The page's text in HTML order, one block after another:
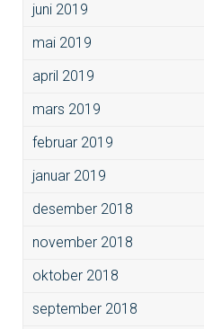
juni 2019
mai 2019
april 2019
mars 2019
februar 2019
januar 2019
desember 2018
november 2018
oktober 2018
september 2018